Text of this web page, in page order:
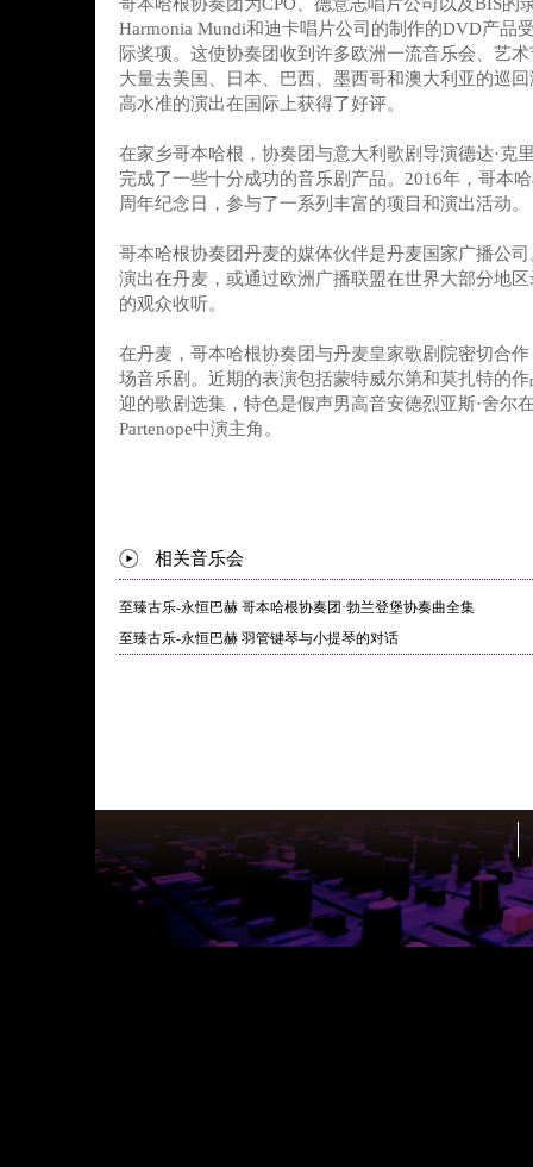
Harmonia Mundi和迪卡唱片公司的制作的DVD产品
际奖项。这使协奏团收到许多欧洲一流音乐会、艺
大量去美国、日本、巴西、墨西哥和澳大利亚的巡
高水准的演出在国际上获得了好评。
在家乡哥本哈根，协奏团与意大利歌剧导演德达·克
完成了一些十分成功的音乐剧产品。2016年，哥本
周年纪念日，参与了一系列丰富的项目和演出活动。
哥本哈根协奏团丹麦的媒体伙伴是丹麦国家广播公
演出在丹麦，或通过欧洲广播联盟在世界大部分地
的观众收听。
在丹麦，哥本哈根协奏团与丹麦皇家歌剧院密切合
场音乐剧。近期的表演包括蒙特威尔第和莫扎特的
迎的歌剧选集，特色是假声男高音安德烈亚斯·舍尔
Partenope中演主角。
相关音乐会
至臻古乐-永恒巴赫 哥本哈根协奏团·勃兰登堡协奏曲全集
至臻古乐-永恒巴赫 羽管键琴与小提琴的对话